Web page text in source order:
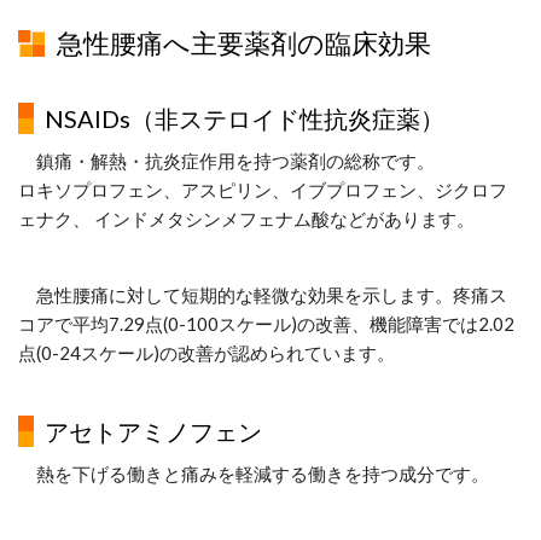
急性腰痛へ主要薬剤の臨床効果
NSAIDs（非ステロイド性抗炎症薬）
鎮痛・解熱・抗炎症作用を持つ薬剤の総称です。
ロキソプロフェン、アスピリン、イブプロフェン、ジクロフ
ェナク、 インドメタシンメフェナム酸などがあります。
急性腰痛に対して短期的な軽微な効果を示します。疼痛ス
コアで平均7.29点(0-100スケール)の改善、機能障害では2.02
点(0-24スケール)の改善が認められています。
アセトアミノフェン
熱を下げる働きと痛みを軽減する働きを持つ成分です。